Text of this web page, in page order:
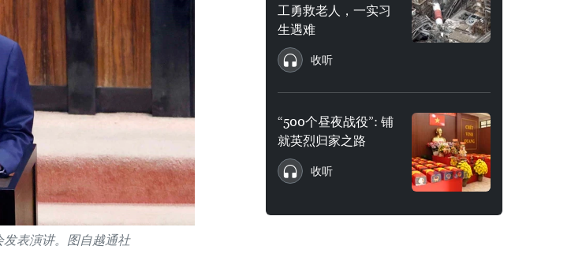
表演讲。图自越通社
工勇救老人，一实习
生遇难
收听
“500个昼夜战役”: 铺
就英烈归家之路
收听